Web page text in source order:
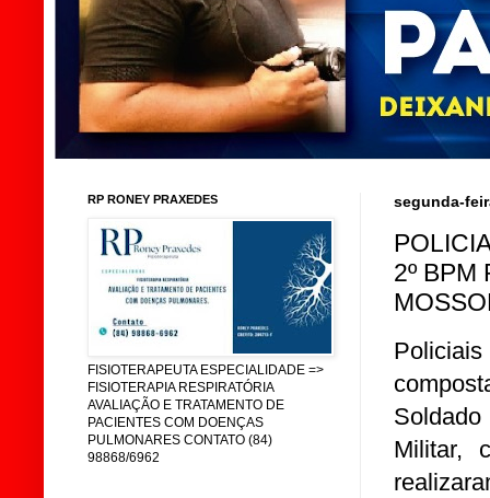
segunda-
2º BPM
Militar,
RP RONEY PRAXEDES
FISIOTERAPEUTA ESPECIALIDADE =>
FISIOTERAPIA RESPIRATÓRIA
AVALIAÇÃO E TRATAMENTO DE
PACIENTES COM DOENÇAS
PULMONARES CONTATO (84)
98868/6962